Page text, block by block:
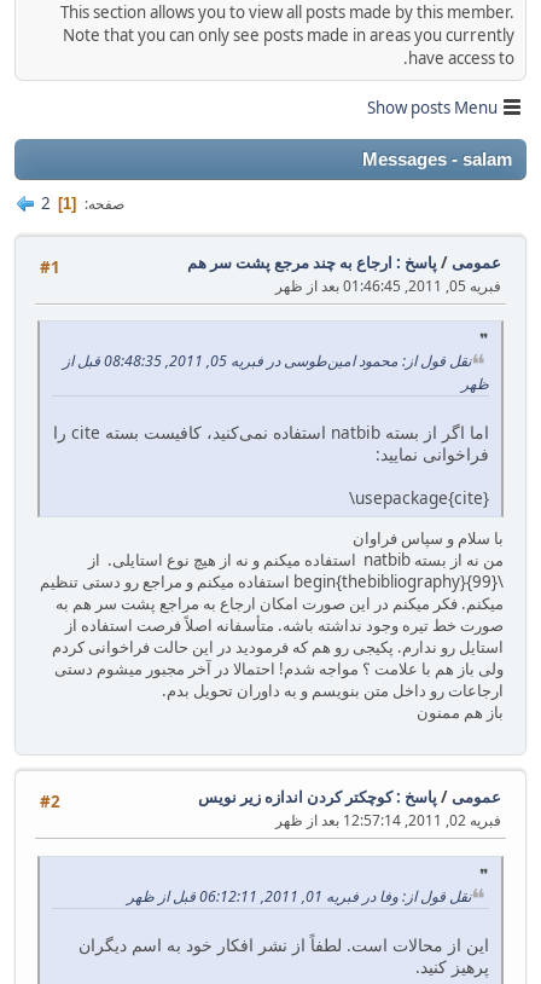
This section allows you to view all posts made by this member.
Note that you can only see posts made in areas you currently
have access to.
Show posts Menu
Messages - salam
صفحه 1
2
#1 عمومی / پاسخ : ارجاع به چند مرجع پشت سر هم
فبریه 05, 2011, 01:46:45 بعد از ظهر
نقل قول از: محمود امین‌طوسی در فبریه 05, 2011, 08:48:35 قبل از
ظهر
اما اگر از بسته natbib استفاده نمی‌کنید، کافیست بسته cite را
فراخوانی نمایید:
\usepackage{cite}
با سلام و سپاس فراوان
من نه از بسته natbib استفاده میکنم و نه از هیچ نوع استایلی. از
\begin{thebibliography}{99} استفاده میکنم و مراجع رو دستی تنظیم
میکنم. فکر میکنم در این صورت امکان ارجاع به مراجع پشت سر هم به
صورت خط تیره وجود نداشته باشه. متأسفانه اصلاً فرصت استفاده از
استایل رو ندارم. پکیجی رو هم که فرمودید در این حالت فراخوانی کردم
ولی باز هم با علامت ؟ مواجه شدم! احتمالا در آخر مجبور میشوم دستی
ارجاعات رو داخل متن بنویسم و به داوران تحویل بدم.
باز هم ممنون
#2 عمومی/ پاسخ : کوچکتر کردن اندازه زیر نویس
فبریه 02, 2011, 12:57:14 بعد از ظهر
نقل قول از: وفا در فبریه 01, 2011, 06:12:11 قبل از ظهر
این از محالات است. لطفاً از نشر افکار خود به اسم دیگران
پرهیز کنید.